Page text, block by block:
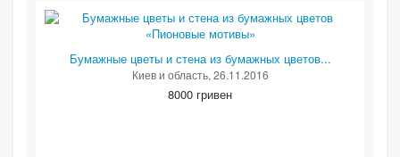
Бумажные цветы и стена из бумажных цветов...
Киев и область, 26.11.2016
8000 гривен